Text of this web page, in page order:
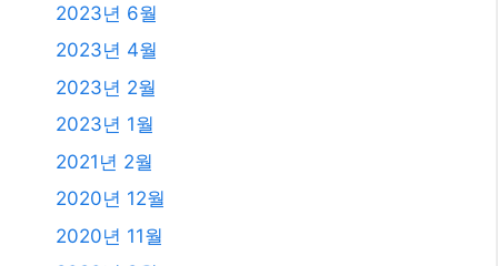
2023년 6월
2023년 4월
2023년 2월
2023년 1월
2021년 2월
2020년 12월
2020년 11월